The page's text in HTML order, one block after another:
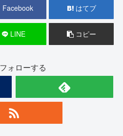
Facebook はてブ
LINE コピー
ォローする